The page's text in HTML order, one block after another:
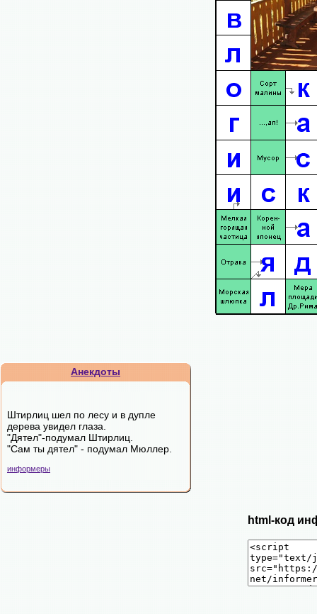
Анекдоты
Штирлиц шел по лесу и в дупле
дерева увидел глаза.
"Дятел"-подумал Штирлиц.
"Сам ты дятел" - подумал Мюллер.
информеры
html-код